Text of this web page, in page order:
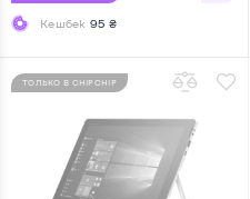
Кешбек 95 ₴
ТОЛЬКО В CHIPCHIP